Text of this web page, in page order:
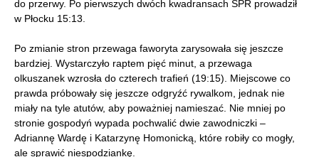
do przerwy. Po pierwszych dwóch kwadransach SPR prowadził
w Płocku 15:13.
Po zmianie stron przewaga faworyta zarysowała się jeszcze
bardziej. Wystarczyło raptem pięć minut, a przewaga
olkuszanek wzrosła do czterech trafień (19:15). Miejscowe co
prawda próbowały się jeszcze odgryźć rywalkom, jednak nie
miały na tyle atutów, aby poważniej namieszać. Nie mniej po
stronie gospodyń wypada pochwalić dwie zawodniczki –
Adriannę Wardę i Katarzynę Homonicką, które robiły co mogły,
ale sprawić niespodziankę.